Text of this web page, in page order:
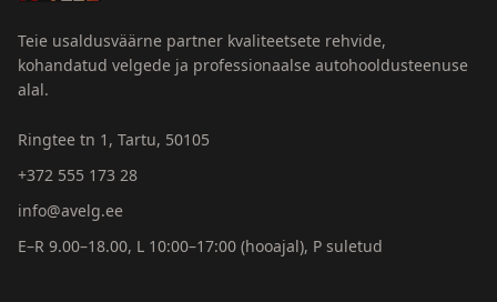
Teie usaldusväärne partner kvaliteetsete rehvide,
kohandatud velgede ja professionaalse autohooldusteenuse
alal.
Ringtee tn 1, Tartu, 50105
+372 555 173 28
info@avelg.ee
E–R 9.00–18.00, L 10:00–17:00 (hooajal), P suletud